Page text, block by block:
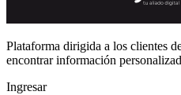
Plataforma dirigida a los clientes
encontrar información
Ingresar